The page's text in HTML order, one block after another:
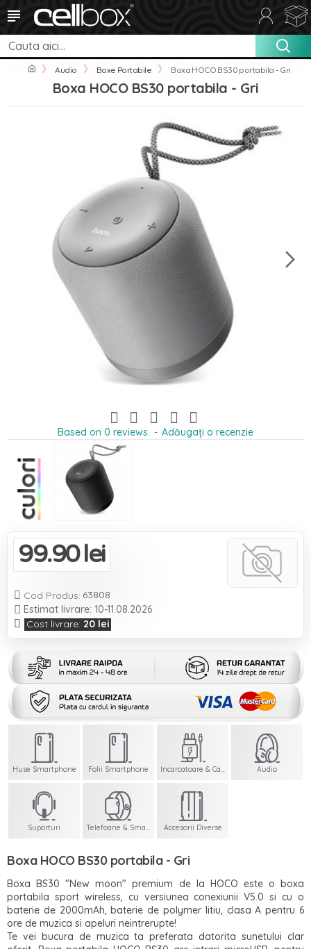
Audio Boxe Portabile Boxa HOCO BS30 portabila - Gri
Boxa HOCO BS30 portabila - Gri
Based on 0 reviews. - Adăugați o recenzie
99.90 lei
 Cod Produs: 63808
Estimat livrare: 10-11.08.2026
Cost livrare: 20 lei
Huse Smartphone Folii Smartphone Incarcatoare & Cabluri Audio
Suporturi Telefoane & Smartwatch Accesorii Diverse
Boxa HOCO BS30 portabila - Gri
Boxa BS30 "New moon" premium de la HOCO este o boxa
portabila sport wireless, cu versiunea conexiunii V5.0 si cu o
baterie de 2000mAh, baterie de polymer litiu, clasa A pentru 6
ore de muzica si apeluri neintrerupte!
Te vei bucura de muzica ta preferata datorita sunetului clar